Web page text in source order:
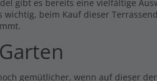
gibt es bereits eine vielfältige
wichtig, beim Kauf dieser
gemütlicher, wenn auf dieser